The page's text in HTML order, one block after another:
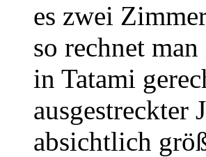
es zwei
so rechnet
in Tatami
ausgestreckter
absichtlich